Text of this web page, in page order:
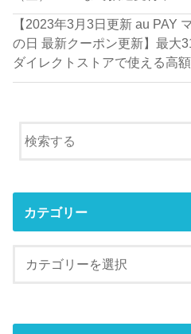
【2023年3月3日更新 au PAY
の日 最新クーポン更新】最大
ダイレクトストアで使える高
カテゴリー